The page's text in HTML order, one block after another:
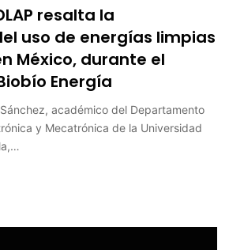
resalta la
uso de energías limpias
México, durante el
Energía
académico del Departamento
y Mecatrónica de la Universidad